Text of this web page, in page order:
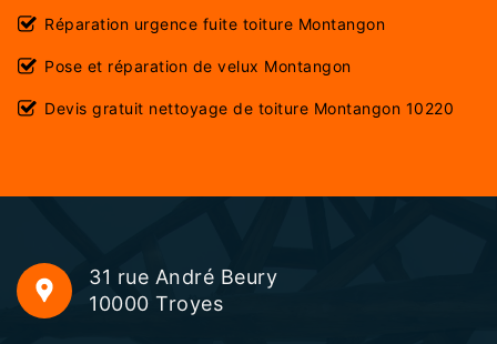
Réparation urgence fuite toiture Montangon
Pose et réparation de velux Montangon
Devis gratuit nettoyage de toiture Montangon 10220
31 rue André Beury
10000 Troyes